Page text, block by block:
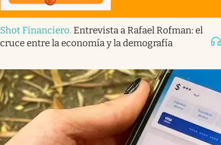
Shot Financiero. Entrevista a Rafael Rofman: el
cruce entre la economía y la demografía